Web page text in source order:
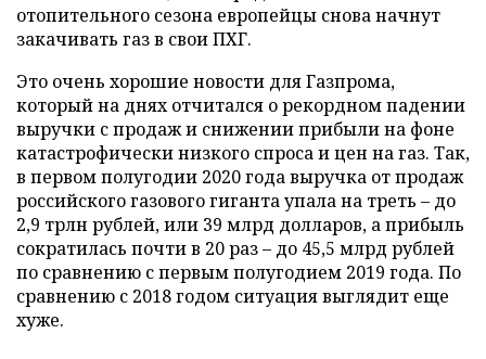
отопительного сезона европейцы снова начнут
закачивать газ в свои ПХГ.
Это очень хорошие новости для Газпрома,
который на днях отчитался о рекордном падении
выручки с продаж и снижении прибыли на фоне
катастрофически низкого спроса и цен на газ. Так,
в первом полугодии 2020 года выручка от продаж
российского газового гиганта упала на треть – до
2,9 трлн рублей, или 39 млрд долларов, а прибыль
сократилась почти в 20 раз – до 45,5 млрд рублей
по сравнению с первым полугодием 2019 года. По
сравнению с 2018 годом ситуация выглядит еще
хуже.